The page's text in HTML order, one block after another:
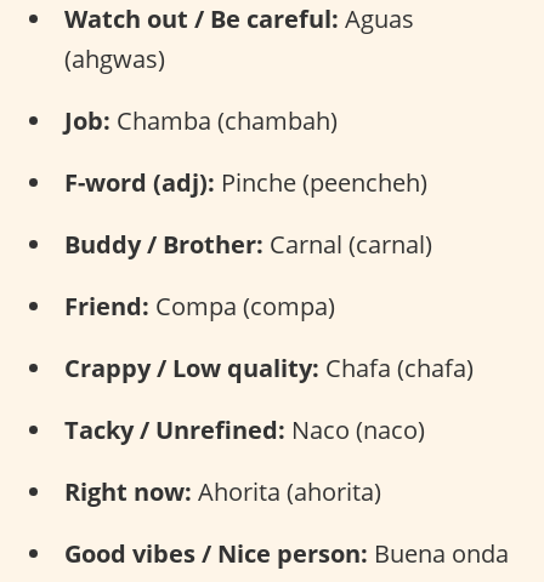
Watch out / Be careful: Aguas
(ahgwas)
Job: Chamba (chambah)
F-word (adj): Pinche (peencheh)
Buddy / Brother: Carnal (carnal)
Friend: Compa (compa)
Crappy / Low quality: Chafa (chafa)
Tacky / Unrefined: Naco (naco)
Right now: Ahorita (ahorita)
Good vibes / Nice person: Buena onda